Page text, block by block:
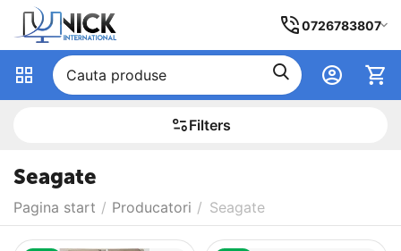
0726783807
Filters
Seagate
Pagina start / Producatori / Seagate